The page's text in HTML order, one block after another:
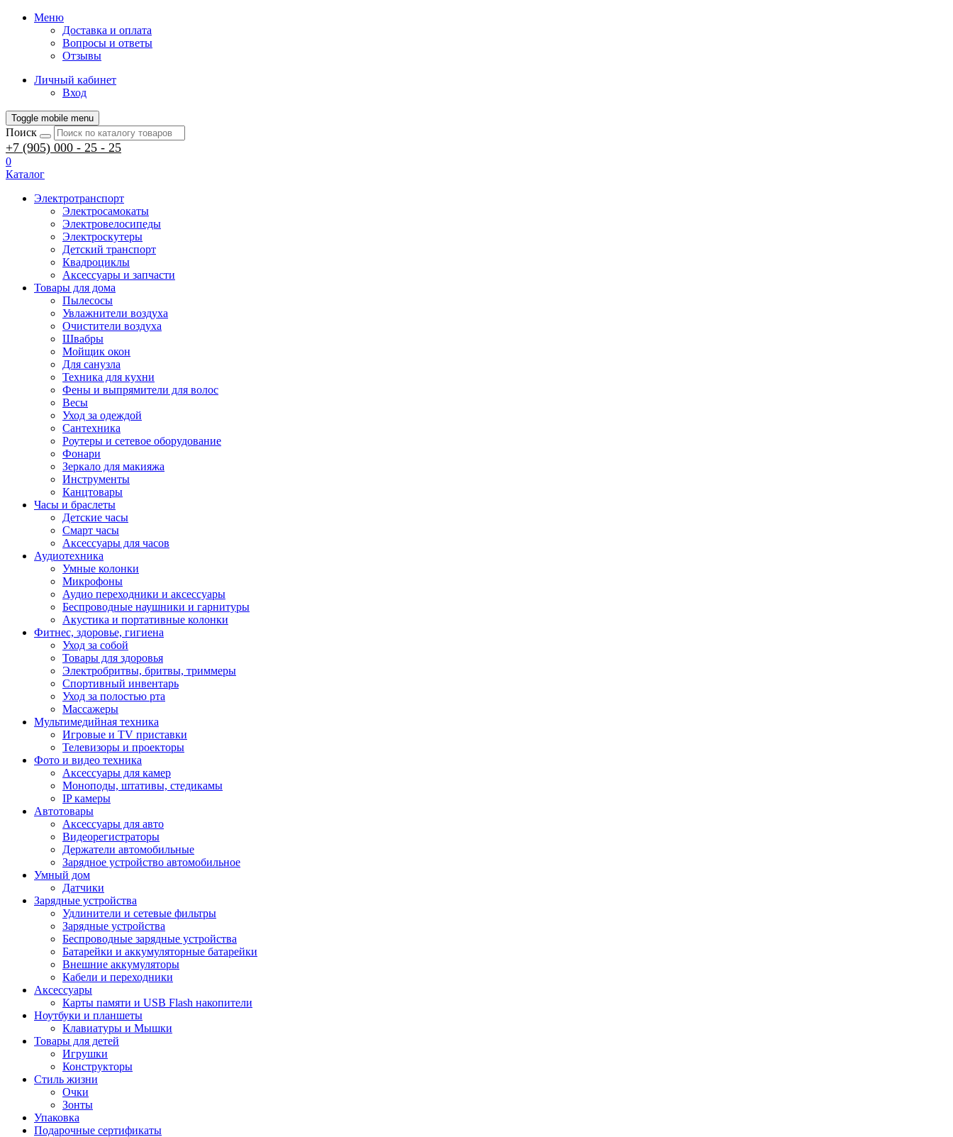
Меню
Доставка и оплата
Вопросы и ответы
Отзывы
Личный кабинет
Вход
Toggle mobile menu
Поиск
+7 (905) 000 - 25 - 25
0
Каталог
Электротранспорт
Электросамокаты
Электровелосипеды
Электроскутеры
Детский транспорт
Квадроциклы
Аксессуары и запчасти
Товары для дома
Пылесосы
Увлажнители воздуха
Очистители воздуха
Швабры
Мойщик окон
Для санузла
Техника для кухни
Фены и выпрямители для волос
Весы
Уход за одеждой
Сантехника
Роутеры и сетевое оборудование
Фонари
Зеркало для макияжа
Инструменты
Канцтовары
Часы и браслеты
Детские часы
Смарт часы
Аксессуары для часов
Аудиотехника
Умные колонки
Микрофоны
Аудио переходники и аксессуары
Беспроводные наушники и гарнитуры
Акустика и портативные колонки
Фитнес, здоровье, гигиена
Уход за собой
Товары для здоровья
Электробритвы, бритвы, триммеры
Спортивный инвентарь
Уход за полостью рта
Массажеры
Мультимедийная техника
Игровые и TV приставки
Телевизоры и проекторы
Фото и видео техника
Аксессуары для камер
Моноподы, штативы, стедикамы
IP камеры
Автотовары
Аксессуары для авто
Видеорегистраторы
Держатели автомобильные
Зарядное устройство автомобильное
Умный дом
Датчики
Зарядные устройства
Удлинители и сетевые фильтры
Зарядные устройства
Беспроводные зарядные устройства
Батарейки и аккумуляторные батарейки
Внешние аккумуляторы
Кабели и переходники
Аксессуары
Карты памяти и USB Flash накопители
Ноутбуки и планшеты
Клавиатуры и Мышки
Товары для детей
Игрушки
Конструкторы
Стиль жизни
Очки
Зонты
Упаковка
Подарочные сертификаты